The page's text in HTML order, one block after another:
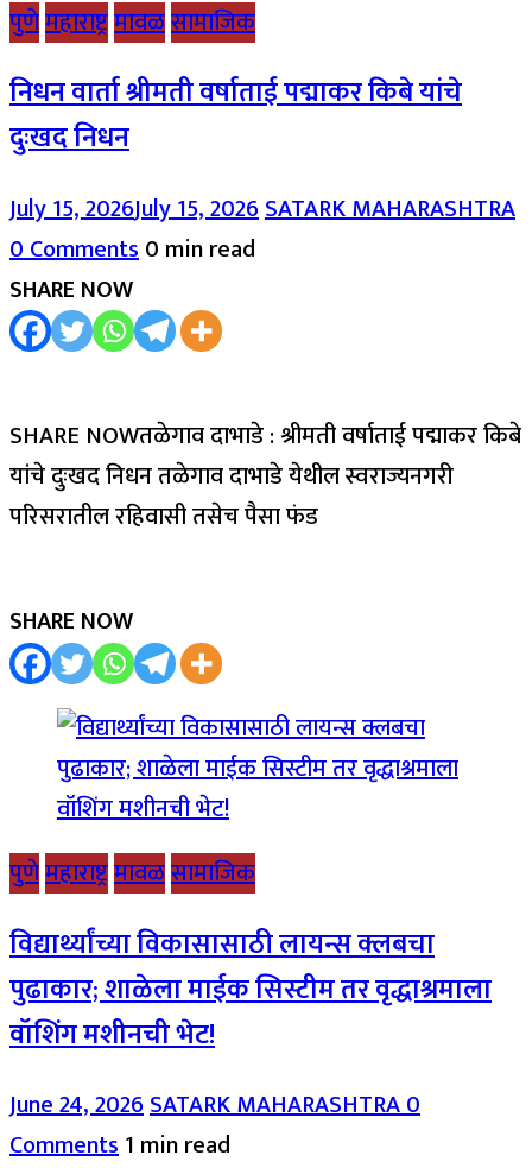
पुणेमहाराष्ट्रमावळसामाजिक
निधन वार्ता श्रीमती वर्षाताई पद्माकर किबे यांचे
दुःखद निधन
July 15, 2026July 15, 2026SATARK MAHARASHTRA
0 Comments0 min read
SHARE NOW
SHARE NOWतळेगाव दाभाडे : श्रीमती वर्षाताई पद्माकर किबे
यांचे दुःखद निधन तळेगाव दाभाडे येथील स्वराज्यनगरी
परिसरातील रहिवासी तसेच पैसा फंड
SHARE NOW
पुणेमहाराष्ट्रमावळसामाजिक
विद्यार्थ्यांच्या विकासासाठी लायन्स क्लबचा
पुढाकार; शाळेला माईक सिस्टीम तर वृद्धाश्रमाला
वॉशिंग मशीनची भेट!
June 24, 2026SATARK MAHARASHTRA0
Comments1 min read